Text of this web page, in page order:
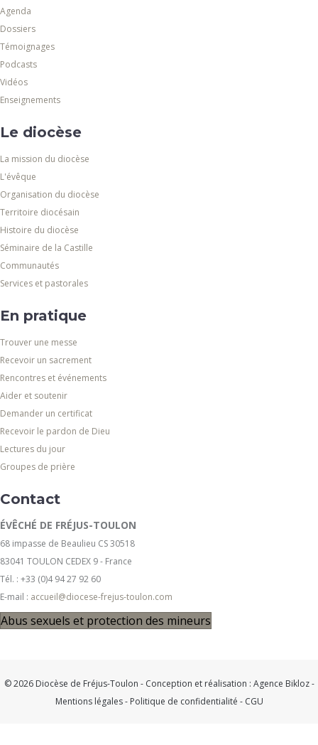
Agenda
Dossiers
Témoignages
Podcasts
Vidéos
Enseignements
Le diocèse
La mission du diocèse
L'évêque
Organisation du diocèse
Territoire diocésain
Histoire du diocèse
Séminaire de la Castille
Communautés
Services et pastorales
En pratique
Trouver une messe
Recevoir un sacrement
Rencontres et événements
Aider et soutenir
Demander un certificat
Recevoir le pardon de Dieu
Lectures du jour
Groupes de prière
Contact
ÉVÊCHÉ DE FRÉJUS-TOULON
68 impasse de Beaulieu CS 30518
83041 TOULON CEDEX 9 - France
Tél. : +33 (0)4 94 27 92 60
E-mail : accueil@diocese-frejus-toulon.com
Abus sexuels et protection des mineurs
© 2026 Diocèse de Fréjus-Toulon - Conception et réalisation : Agence Bikloz-
Mentions légales- Politique de confidentialité - CGU